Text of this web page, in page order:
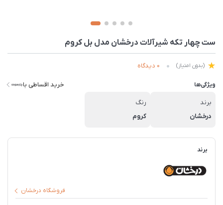
ست چهار تکه شیرآلات درخشان مدل بل کروم
(بدون امتیاز) 0 دیدگاه
ویژگی‌ها خرید اقساطی با
برند
درخشان
رنگ
کروم
برند
فروشگاه درخشان